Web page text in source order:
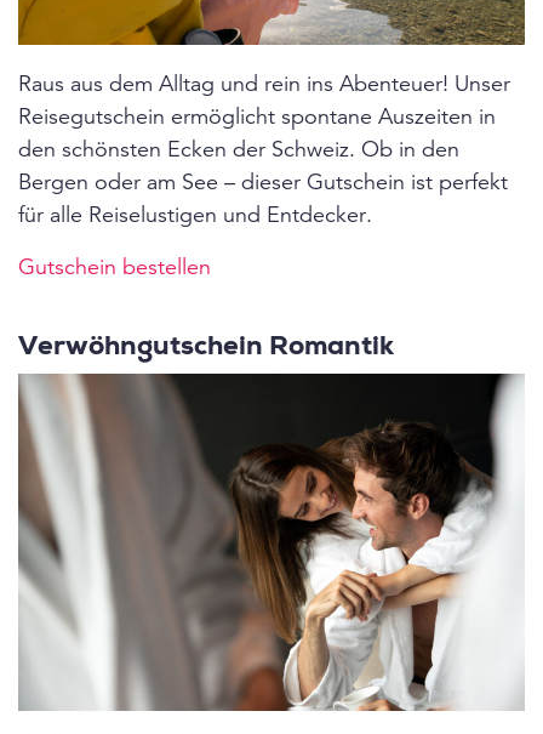
Raus aus dem Alltag und rein ins Abenteuer! Unser
Reisegutschein ermöglicht spontane Auszeiten in
den schönsten Ecken der Schweiz. Ob in den
Bergen oder am See – dieser Gutschein ist perfekt
für alle Reiselustigen und Entdecker.
Gutschein bestellen
Verwöhngutschein Romantik